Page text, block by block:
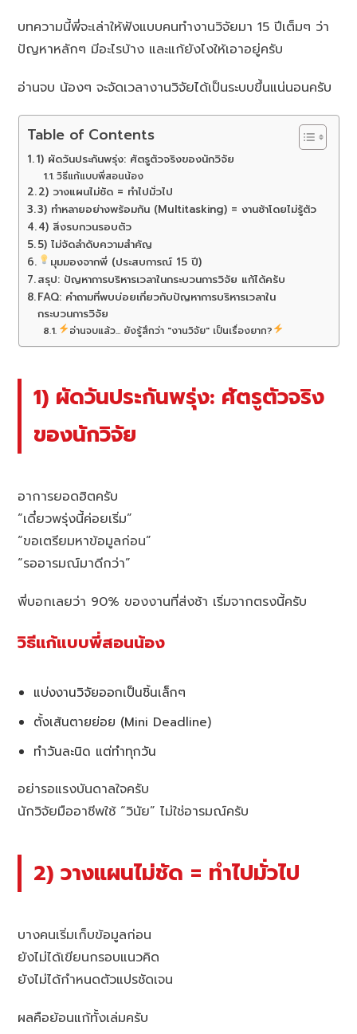
บทความนี้พี่จะเล่าให้ฟังแบบคนทำงานวิจัยมา 15 ปีเต็มๆ ว่า
ปัญหาหลักๆ มีอะไรบ้าง และแก้ยังไงให้เอาอยู่ครับ
อ่านจบ น้องๆ จะจัดเวลางานวิจัยได้เป็นระบบขึ้นแน่นอนครับ
Table of Contents
1) ผัดวันประกันพรุ่ง: ศัตรูตัวจริงของนักวิจัย
วิธีแก้แบบพี่สอนน้อง
2) วางแผนไม่ชัด = ทำไปมั่วไป
3) ทำหลายอย่างพร้อมกัน (Multitasking) = งานช้าโดยไม่รู้ตัว
4) สิ่งรบกวนรอบตัว
5) ไม่จัดลำดับความสำคัญ
มุมมองจากพี่ (ประสบการณ์ 15 ปี)
สรุป: ปัญหาการบริหารเวลาในกระบวนการวิจัย แก้ได้ครับ
FAQ: คำถามที่พบบ่อยเกี่ยวกับปัญหาการบริหารเวลาใน
กระบวนการวิจัย
อ่านจบแล้ว... ยังรู้สึกว่า "งานวิจัย" เป็นเรื่องยาก?
1) ผัดวันประกันพรุ่ง: ศัตรูตัวจริง
ของนักวิจัย
อาการยอดฮิตครับ
“เดี๋ยวพรุ่งนี้ค่อยเริ่ม”
“ขอเตรียมหาข้อมูลก่อน”
“รออารมณ์มาดีกว่า”
พี่บอกเลยว่า 90% ของงานที่ส่งช้า เริ่มจากตรงนี้ครับ
วิธีแก้แบบพี่สอนน้อง
แบ่งงานวิจัยออกเป็นชิ้นเล็กๆ
ตั้งเส้นตายย่อย (Mini Deadline)
ทำวันละนิด แต่ทำทุกวัน
อย่ารอแรงบันดาลใจครับ
นักวิจัยมืออาชีพใช้ “วินัย” ไม่ใช่อารมณ์ครับ
2) วางแผนไม่ชัด = ทำไปมั่วไป
บางคนเริ่มเก็บข้อมูลก่อน
ยังไม่ได้เขียนกรอบแนวคิด
ยังไม่ได้กำหนดตัวแปรชัดเจน
ผลคือย้อนแก้ทั้งเล่มครับ